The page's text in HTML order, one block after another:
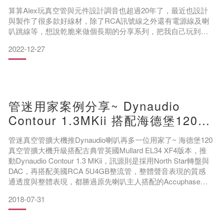
算算Alex玩真空管與元件設計調音也超過20年了，最近也設計
與製作了很多款好線材，除了RCA訊號線之外還有電源線及喇
叭跳線等，想說乾脆來做個長期的分享系列，把我自己玩到聽
您也可以跟Alex一起分享自己的經驗，我想聽音響與音樂的路
上，除了音樂的挖掘與器材表現的提升，可以與大家或是一些
2022-12-27
管迷用家案例分享~ Dynaudio
Contour 1.3MKii 搭配海德堡120真
空管綜合擴
管迷真空管擴大機推Dynaudio喇叭再多一位用家了~ 海德堡120
真空管擴大機升級搭配古典管英國Mullard EL34 XF4版本，推
動Dynaudio Contour 1.3 MKii，訊源則是採用North Star轉盤與
DAC，再搭配美國RCA 5U4GB整流管，整體聲音表現的質感
通透度與整體表現，都勝過原先喇叭主人搭配的Accuphase綜
喇叭的案例真的不少，最常見的是Contour 1.1, 1.3MKi
2018-07-31